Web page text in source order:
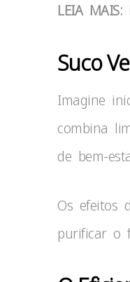
LEIA
Suco
Imagine
combina
de bem-
Os efeitos
purificar o